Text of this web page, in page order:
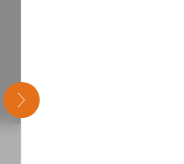
次のスライド